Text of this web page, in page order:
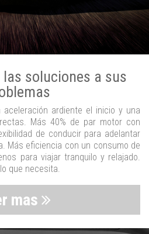
soluciones a sus
ardiente el inicio y una
Más 40% de par motor con
de conducir para adelantar
Más eficiencia con un consumo de
para viajar tranquilo y relajado.
que necesita.
mas